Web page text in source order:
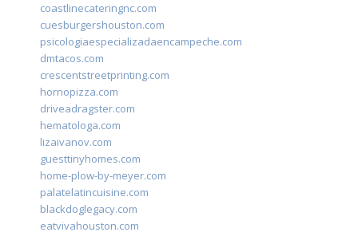
coastlinecateringnc.com
cuesburgershouston.com
psicologiaespecializadaencampeche.com
dmtacos.com
crescentstreetprinting.com
hornopizza.com
driveadragster.com
hematologa.com
lizaivanov.com
guesttinyhomes.com
home-plow-by-meyer.com
palatelatincuisine.com
blackdoglegacy.com
eatvivahouston.com